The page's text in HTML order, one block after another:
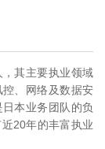
其主要执业领域
、网络及数据安
本业务团队的负
20年的丰富执业